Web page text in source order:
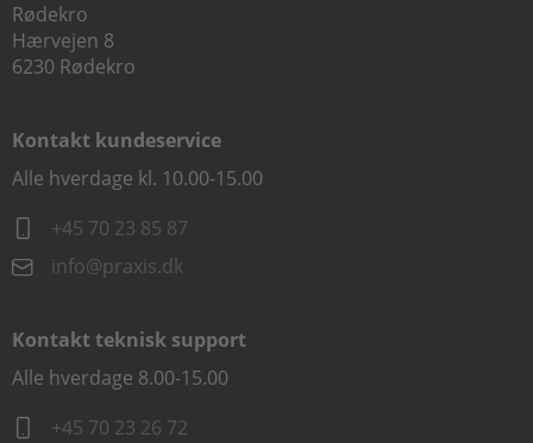
Rødekro
Hærvejen 8
6230 Rødekro
Kontakt kundeservice
Alle hverdage kl. 10.00-15.00
+45 70 23 85 87
info@praxis.dk
Kontakt teknisk support
Alle hverdage 8.00-15.00
+45 70 23 26 72